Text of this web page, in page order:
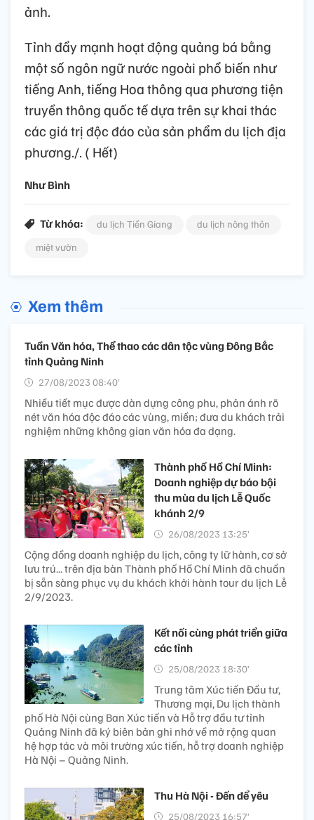
ảnh.
Tỉnh đẩy mạnh hoạt động quảng bá bằng
một số ngôn ngữ nước ngoài phổ biến như
tiếng Anh, tiếng Hoa thông qua phương tiện
truyền thông quốc tế dựa trên sự khai thác
các giá trị độc đáo của sản phẩm du lịch địa
phương./. ( Hết)
Như Bình
Từ khóa: du lịch Tiền Giang
du lịch nông thôn
miệt vườn
Xem thêm
Tuần Văn hóa, Thể thao các dân tộc vùng Đông Bắc
tỉnh Quảng Ninh
27/08/2023 08:40’
Nhiều tiết mục được dàn dựng công phu, phản ánh rõ
nét văn hóa độc đáo các vùng, miền; đưa du khách trải
nghiệm những không gian văn hóa đa dạng.
Thành phố Hồ Chí Minh:
Doanh nghiệp dự báo bội
thu mùa du lịch Lễ Quốc
khánh 2/9
26/08/2023 13:25’
Cộng đồng doanh nghiệp du lịch, công ty lữ hành, cơ sở
lưu trú... trên địa bàn Thành phố Hồ Chí Minh đã chuẩn
bị sẵn sàng phục vụ du khách khởi hành tour du lịch Lễ
2/9/2023.
Kết nối cùng phát triển giữa
các tỉnh
25/08/2023 18:30’
Trung tâm Xúc tiến Đầu tư,
Thương mại, Du lịch thành
phố Hà Nội cùng Ban Xúc tiến và Hỗ trợ đầu tư tỉnh
Quảng Ninh đã ký biên bản ghi nhớ về mở rộng quan
hệ hợp tác và môi trường xúc tiến, hỗ trợ doanh nghiệp
Hà Nội – Quảng Ninh.
Thu Hà Nội - Đến để yêu
25/08/2023 16:57’